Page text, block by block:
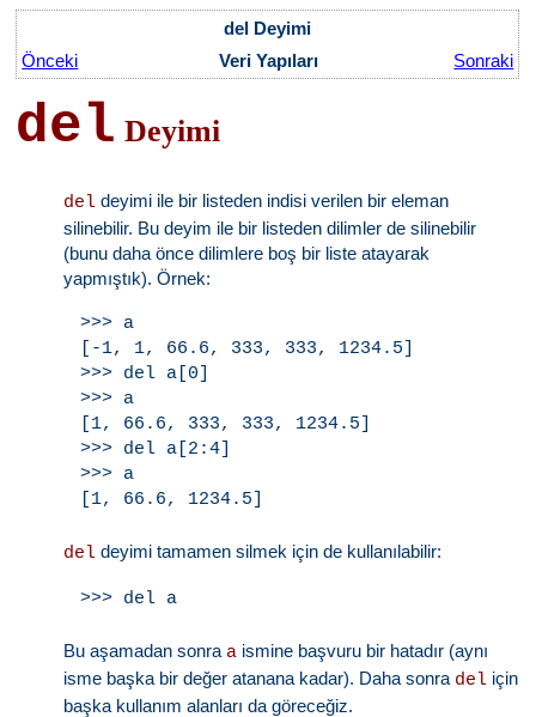
del Deyimi
Önceki
Veri Yapıları Sonraki
del Deyimi
del deyimi ile bir listeden indisi verilen bir eleman
silinebilir. Bu deyim ile bir listeden dilimler de silinebilir
(bunu daha önce dilimlere boş bir liste atayarak
yapmıştık). Örnek:
>>> a
[-1, 1, 66.6, 333, 333, 1234.5]
>>> del a[0]
>>> a
[1, 66.6, 333, 333, 1234.5]
>>> del a[2:4]
>>> a
del deyimi tamamen silmek için de kullanılabilir:
Bu aşamadan sonra a ismine başvuru bir hatadır (aynı
isme başka bir değer atanana kadar). Daha sonra del için
başka kullanım alanları da göreceğiz.